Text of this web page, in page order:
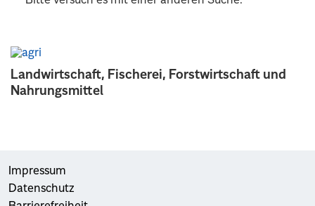
Landwirtschaft, Fischerei, Forstwirtschaft und
Nahrungsmittel
Impressum
Datenschutz